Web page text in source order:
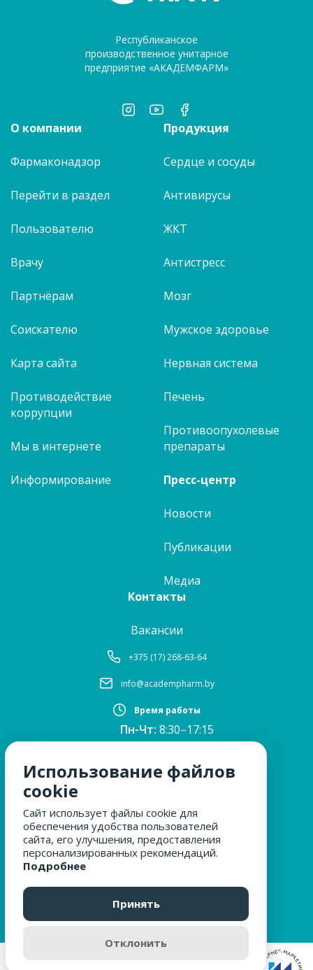
Республиканское
производственное унитарное
предприятие «АКАДЕМФАРМ»
О компании
Фармаконадзор
Перейти в раздел
Пользователю
Врачу
Партнёрам
Соискателю
Карта сайта
Противодействие
коррупции
Мы в интернете
Информирование
Продукция
Сердце и сосуды
Антивирусы
ЖКТ
Антистресс
Мозг
Мужское здоровье
Нервная система
Печень
Противоопухолевые
препараты
Пресс-центр
Новости
Публикации
Медиа
Контакты
Вакансии
+375 (17) 268-63-64
info@academpharm.by
Время работы
Пн-Чт: 8:30–17:15
ПТ:8:30–16:00
12:30–13:00
Сб, Вс:выходные
МЫ ЗА БЕЗОПАСНОСТЬ
ОБРАЩЕНИЯ ГРАЖДАН
Использование файлов
cookie
Сайт использует файлы cookie для
обеспечения удобства пользователей
сайта, его улучшения, предоставления
персонализированных рекомендаций.
Подробнее
Принять
Отклонить